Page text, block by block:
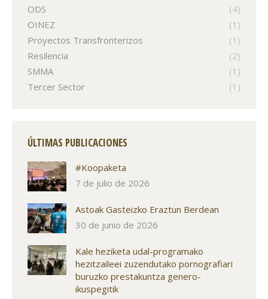
ODS
(4)
OINEZ
(1)
Proyectos Transfronterizos
(1)
Resilencia
(2)
SMMA
(1)
Tercer Sector
(1)
ÚLTIMAS PUBLICACIONES
#Koopaketa
7 de julio de 2026
Astoak Gasteizko Eraztun Berdean
30 de junio de 2026
Kale heziketa udal-programako
hezitzaileei zuzendutako pornografiari
buruzko prestakuntza genero-
ikuspegitik